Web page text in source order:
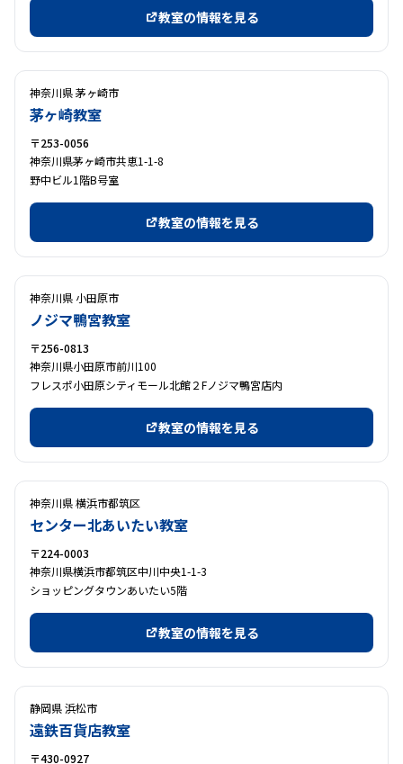
教室の情報を見る
神奈川県 茅ヶ崎市
茅ヶ崎教室
〒253-0056
神奈川県茅ヶ崎市共恵1-1-8
野中ビル1階B号室
教室の情報を見る
神奈川県 小田原市
ノジマ鴨宮教室
〒256-0813
神奈川県小田原市前川100
フレスポ小田原シティモール北館２Fノジマ鴨宮店内
教室の情報を見る
神奈川県 横浜市都筑区
センター北あいたい教室
〒224-0003
神奈川県横浜市都筑区中川中央1-1-3
ショッピングタウンあいたい5階
教室の情報を見る
静岡県 浜松市
遠鉄百貨店教室
〒430-0927